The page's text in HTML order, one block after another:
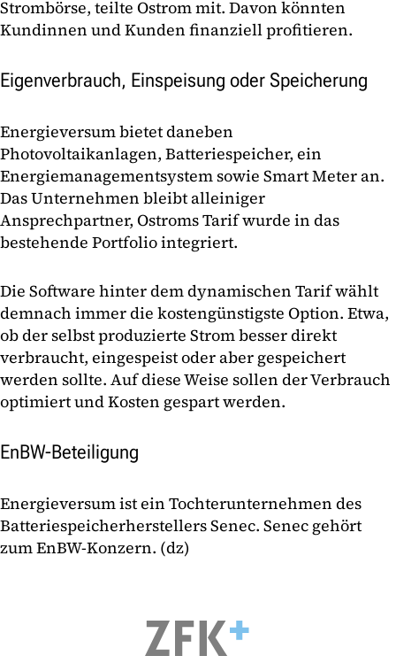
Strombörse, teilte Ostrom mit. Davon könnten
Kundinnen und Kunden finanziell profitieren.
Eigenverbrauch, Einspeisung oder Speicherung
Energieversum bietet daneben
Photovoltaikanlagen, Batteriespeicher, ein
Energiemanagementsystem sowie Smart Meter an.
Das Unternehmen bleibt alleiniger
Ansprechpartner, Ostroms Tarif wurde in das
bestehende Portfolio integriert.
Die Software hinter dem dynamischen Tarif wählt
demnach immer die kostengünstigste Option. Etwa,
ob der selbst produzierte Strom besser direkt
verbraucht, eingespeist oder aber gespeichert
werden sollte. Auf diese Weise sollen der Verbrauch
optimiert und Kosten gespart werden.
EnBW-Beteiligung
Energieversum ist ein Tochterunternehmen des
Batteriespeicherherstellers Senec. Senec gehört
zum EnBW-Konzern. (dz)